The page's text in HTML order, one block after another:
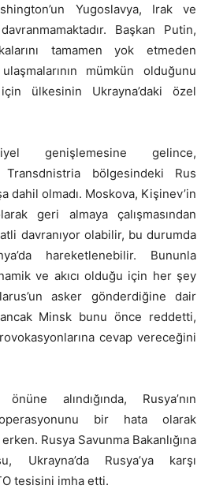
Yugoslavya, Irak ve
Başkan Putin,
tamamen yok etmeden
mümkün olduğunu
ülkesinin Ukrayna’daki özel
genişlemesine gelince,
Transdnistria bölgesindeki Rus
dahil olmadı. Moskova, Kişinev’in
geri almaya çalışmasından
davranıyor olabilir, bu durumda
hareketlenebilir. Bununla
ve akıcı olduğu için her şey
asker gönderdiğine dair
Minsk bunu önce reddetti,
cevap vereceğini
alındığında, Rusya’nın
bir hata olarak
Rusya Savunma Bakanlığına
Ukrayna’da Rusya’ya karşı
tesisini imha etti.